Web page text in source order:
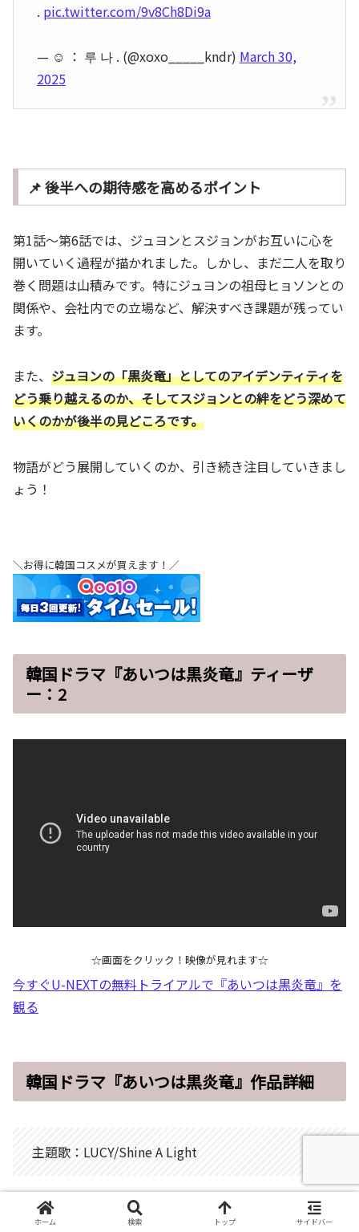
. pic.twitter.com/9v8Ch8Di9a
— ☺︎ ： 루 나 . (@xoxo_____kndr) March 30,
2025
📌 後半への期待感を高めるポイント
第1話～第6話では、ジュヨンとスジョンがお互いに心を
開いていく過程が描かれました。しかし、まだ二人を取り
巻く問題は山積みです。特にジュヨンの祖母ヒョソンとの
関係や、会社内での立場など、解決すべき課題が残ってい
ます。
また、 ジュヨンの「黒炎竜」としてのアイデンティティを
どう乗り越えるのか、そしてスジョンとの絆をどう深めて
いくのかが後半の見どころです。
物語がどう展開していくのか、引き続き注目していきまし
ょう！
＼お得に韓国コスメが買えます！／
韓国ドラマ『あいつは黒炎竜』ティーザ
ー：2
☆画面をクリック！映像が見れます☆
今すぐU-NEXTの無料トライアルで『あいつは黒炎竜』を
観る
韓国ドラマ『あいつは黒炎竜』作品詳細
主題歌：LUCY/Shine A Light
最高視聴率：第6話5.07％ 最低視聴率：第2話
ホーム 検索 トップ サイドバー